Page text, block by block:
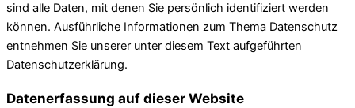
sind alle Daten, mit denen Sie persönlich identifiziert werden
können. Ausführliche Informationen zum Thema Datenschutz
entnehmen Sie unserer unter diesem Text aufgeführten
Datenschutzerklärung.
Datenerfassung auf dieser Website